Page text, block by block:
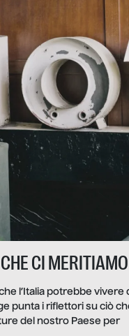
CI MERITIAMO
l’Italia potrebbe vivere
punta i riflettori su ciò
del nostro Paese per